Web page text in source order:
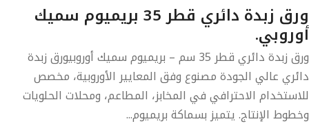
ورق زبدة دائري قطر 35 بريميوم سميك
ورق زبدة دائري قطر 35 سم – بريميوم سميك أوروبيورق زبدة
عالي الجودة مصنوع وفق المعايير الأوروبية، مخصص
الاحترافي في المخابز، المطاعم، ومحلات الحلويات
الإنتاج. يتميز بسماكة بريميوم...